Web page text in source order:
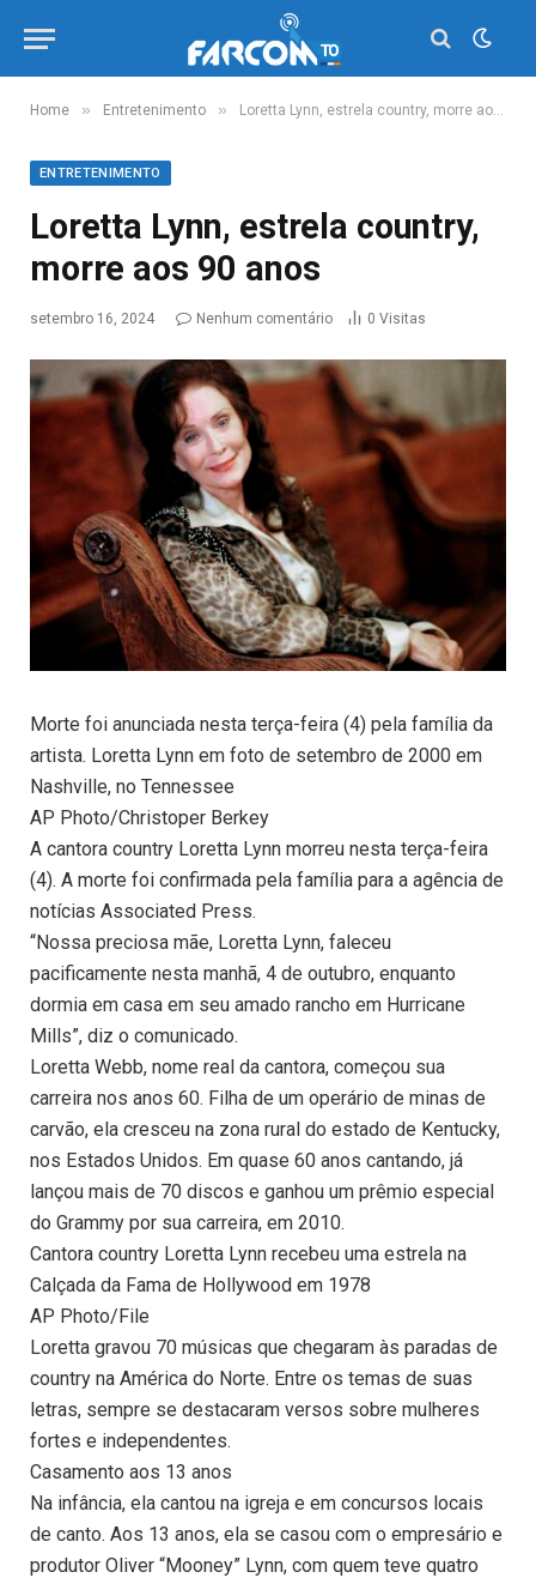
Home » Entretenimento » Loretta Lynn, estrela country, morre aos 90 anos
ENTRETENIMENTO
Loretta Lynn, estrela country,
morre aos 90 anos
setembro 16, 2024 Nenhum comentário 0 Visitas
Morte foi anunciada nesta terça-feira (4) pela família da
artista. Loretta Lynn em foto de setembro de 2000 em
Nashville, no Tennessee
AP Photo/Christoper Berkey
A cantora country Loretta Lynn morreu nesta terça-feira
(4). A morte foi confirmada pela família para a agência de
notícias Associated Press.
“Nossa preciosa mãe, Loretta Lynn, faleceu
pacificamente nesta manhã, 4 de outubro, enquanto
dormia em casa em seu amado rancho em Hurricane
Mills”, diz o comunicado.
Loretta Webb, nome real da cantora, começou sua
carreira nos anos 60. Filha de um operário de minas de
carvão, ela cresceu na zona rural do estado de Kentucky,
nos Estados Unidos. Em quase 60 anos cantando, já
lançou mais de 70 discos e ganhou um prêmio especial
do Grammy por sua carreira, em 2010.
Cantora country Loretta Lynn recebeu uma estrela na
Calçada da Fama de Hollywood em 1978
AP Photo/File
Loretta gravou 70 músicas que chegaram às paradas de
country na América do Norte. Entre os temas de suas
letras, sempre se destacaram versos sobre mulheres
fortes e independentes.
Casamento aos 13 anos
Na infância, ela cantou na igreja e em concursos locais
de canto. Aos 13 anos, ela se casou com o empresário e
produtor Oliver “Mooney” Lynn, com quem teve quatro